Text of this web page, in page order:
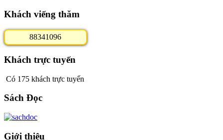
Khách viếng thăm
88341096
Khách trực tuyến
Có 175 khách trực tuyến
Sách Đọc
Giới thiệu